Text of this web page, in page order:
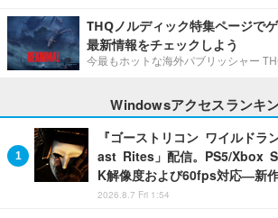
THQノルディック特集ページで
最新情報をチェックしよう
今最もホットな海外パブリッシャー
Windowsアクセスランキ
『ゴーストリコン ワイルドラ
ast Rites」配信。PS5/Xbox
K解像度および60fps対応―新
2026.8.7 Fri 1:54